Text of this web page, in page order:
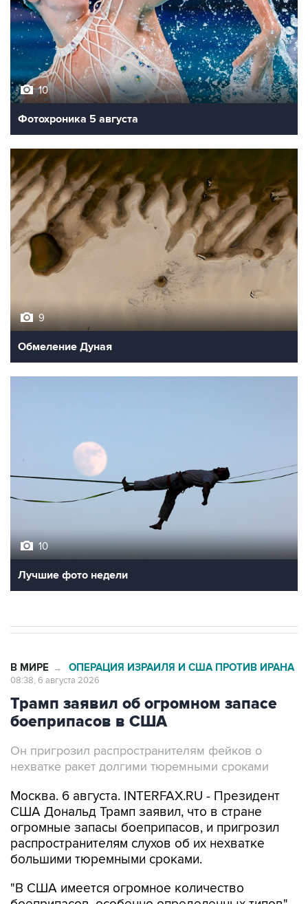
10
Фотохроника 5 августа
9
Обмеление Дуная
10
Лучшие фото недели
В МИРЕ → ОПЕРАЦИЯ ИЗРАИЛЯ И США ПРОТИВ ИРАНА
08:38, 6 августа 2026
Трамп заявил об огромном запасе
боеприпасов в США
Он пригрозил распространителям фейков о
нехватке ракет долгими тюремными сроками
Москва. 6 августа. INTERFAX.RU - Президент
США Дональд Трамп заявил, что в стране
огромные запасы боеприпасов, и пригрозил
распространителям слухов об их нехватке
большими тюремными сроками.
"В США имеется огромное количество